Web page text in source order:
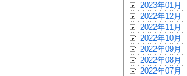
2023年01月
2022年12月
2022年11月
2022年10月
2022年09月
2022年08月
2022年07月